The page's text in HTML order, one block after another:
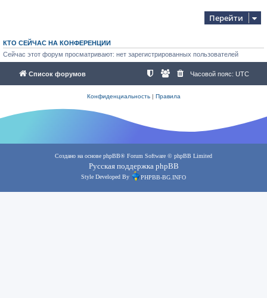
Перейти
КТО СЕЙЧАС НА КОНФЕРЕНЦИИ
Сейчас этот форум просматривают: нет зарегистрированных пользователей
Список форумов Часовой пояс: UTC
Конфиденциальность| Правила
Создано на основе phpBB® Forum Software © phpBB Limited
Русская поддержка phpBB
Style Developed By PHPBB-BG.INFO